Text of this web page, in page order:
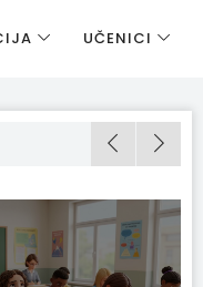
UČENICI